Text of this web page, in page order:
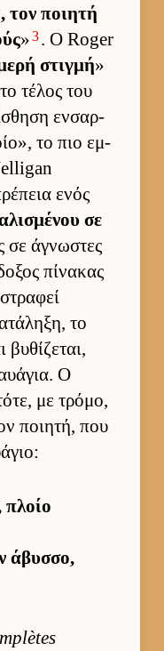
τον ποι­ητή
»3. Ο Roger
στιγμή»
τέλος του
εν­σαρ­
το πιο εμ­
ενός
σε
σε άγνωστες
πίνακας
το
Ο
με τρόμο,
ποι­ητή, που
πλοίο
άβυσ­σο,